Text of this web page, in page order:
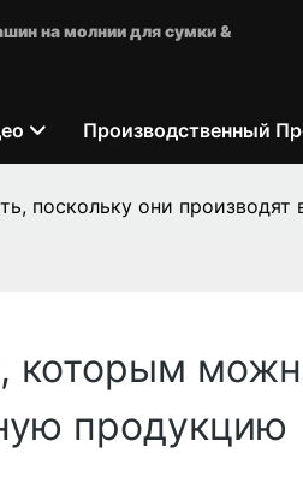
на молнии для сумки &
Производственный
поскольку они производят
которым
продукцию